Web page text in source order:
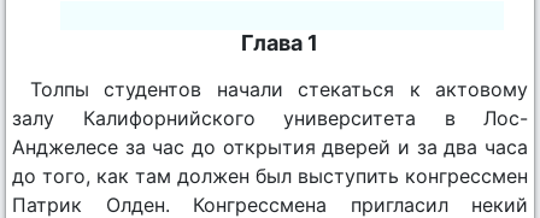
Глава 1
Толпы студентов начали стекаться к актовому
залу Калифорнийского университета в Лос-
Анджелесе за час до открытия дверей и за два часа
до того, как там должен был выступить конгрессмен
Патрик Олден. Конгрессмена пригласил некий